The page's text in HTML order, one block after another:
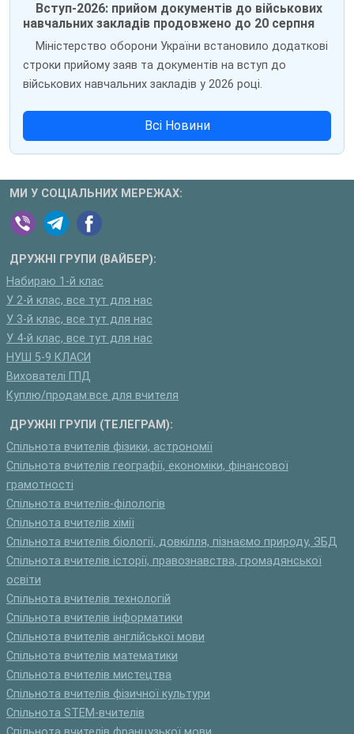
Вступ-2026: прийом документів до військових
навчальних закладів продовжено до 20 серпня
Міністерство оборони України встановило додаткові
строки прийому заяв та документів на вступ до
військових навчальних закладів у 2026 році.
Всі Новини
МИ У СОЦІАЛЬНИХ МЕРЕЖАХ:
ДРУЖНІ ГРУПИ (ВАЙБЕР):
Набираю 1-й клас
У 2-й клас, все тут для нас
У 3-й клас, все тут для нас
У 4-й клас, все тут для нас
НУШ 5-9 КЛАСИ
Вихователі ГПД
Куплю/продам:все для вчителя
ДРУЖНІ ГРУПИ (ТЕЛЕГРАМ):
Спільнота вчителів фізики, астрономії
Спільнота вчителів географії, економіки, фінансової
грамотності
Спільнота вчителів-філологів
Спільнота вчителів хімії
Спільнота вчителів біології, довкілля, пізнаємо природу, ЗБД
Спільнота вчителів історії, правознавства, громадянської
освіти
Спільнота вчителів технологій
Спільнота вчителів інформатики
Спільнота вчителів англійської мови
Спільнота вчителів математики
Спільнота вчителів мистецтва
Спільнота вчителів фізичної культури
Спільнота STEM-вчителів